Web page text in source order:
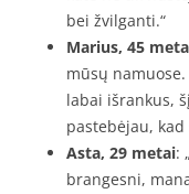
bei žvilganti.“
Marius, 45
mūsų
labai išrankus,
pastebėjau,
Asta, 29 metai:
brangesni,